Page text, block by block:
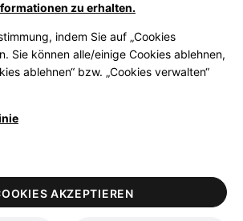
ZugänglichkeitHinweis zu Cookies
Nutzungsbedingungen
zu erhalten.
indem Sie auf „Cookies
Sie können alle/einige Cookies ablehnen,
ablehnen“ bzw. „Cookies verwalten“
AKZEPTIEREN